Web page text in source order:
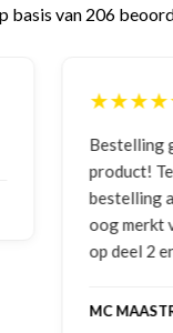
basis van 206
vanwege goede
contact gehad
met gifts,
echte service. Nu
maar!
, NL | 11-02-2026